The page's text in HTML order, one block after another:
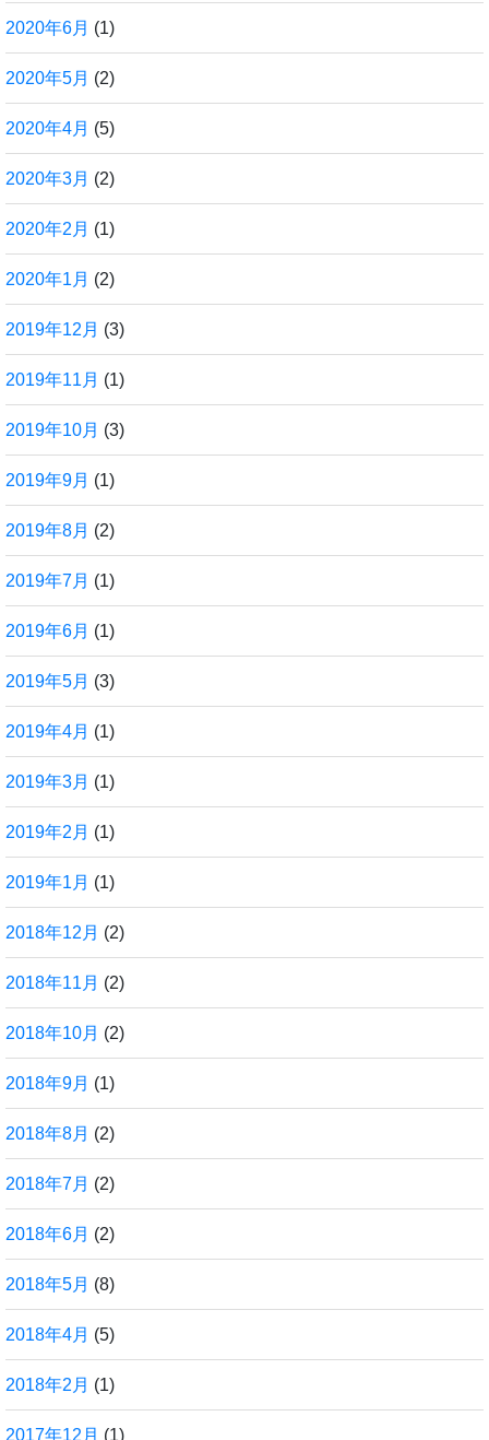
2020年6月 (1)
2020年5月 (2)
2020年4月 (5)
2020年3月 (2)
2020年2月 (1)
2020年1月 (2)
2019年12月 (3)
2019年11月 (1)
2019年10月 (3)
2019年9月 (1)
2019年8月 (2)
2019年7月 (1)
2019年6月 (1)
2019年5月 (3)
2019年4月 (1)
2019年3月 (1)
2019年2月 (1)
2019年1月 (1)
2018年12月 (2)
2018年11月 (2)
2018年10月 (2)
2018年9月 (1)
2018年8月 (2)
2018年7月 (2)
2018年6月 (2)
2018年5月 (8)
2018年4月 (5)
2018年2月 (1)
2017年12月 (1)